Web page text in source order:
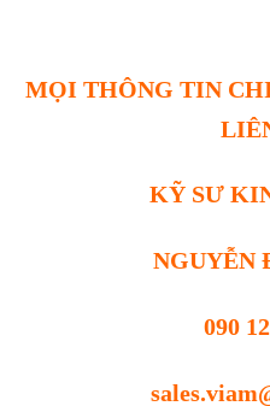
MỌI THÔNG TIN
KỸ SƯ
NGUYỄN
090